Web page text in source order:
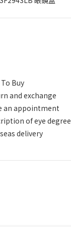
Buy
and exchange
an appointment
of eye degree
delivery